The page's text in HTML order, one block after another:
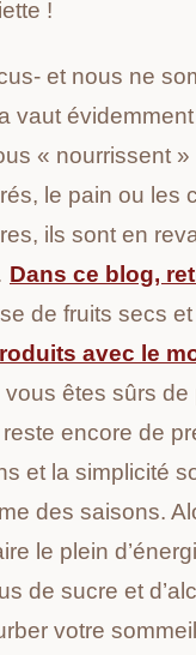
!
et nous ne
vaut
« nourrissent
le pain ou les
ils sont en
Dans ce blog,
de fruits secs
avec le
êtes sûrs
encore de
et la simplicité
des saisons.
le plein
de sucre et
votre